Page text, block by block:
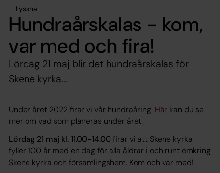
Lyssna
Hundraårskalas - kom,
var med och fira!
Lördag 21 maj blir det hundraårskalas för
Skene kyrka...
Under året 2022 firar vi vår hundraåring. Här kan du se
mer om vad som planeras under året.
Lördag 21 maj kl. 11.00-14.00 firar vi att Skene kyrka
fyller 100 år med en dag för alla åldrar i och runt omkring
Skene kyrka och församlingshem. Kom och var med!